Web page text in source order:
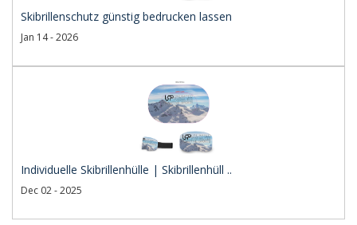
Skibrillenschutz günstig bedrucken lassen
Jan 14 - 2026
Individuelle Skibrillenhülle | Skibrillenhüll ..
Dec 02 - 2025